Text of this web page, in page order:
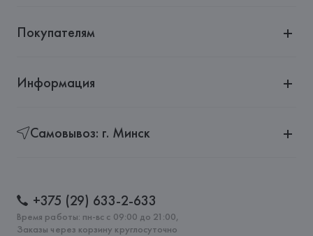
Покупателям
Информация
Самовывоз: г. Минск
+375 (29) 633-2-633
Время работы: пн-вс с 09:00 до 21:00,
Заказы через корзину круглосуточно